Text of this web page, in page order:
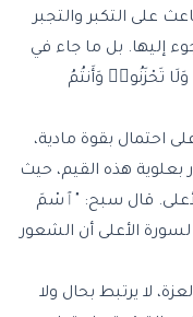
على التكبر والتجبر
إليها. بل ما جاء في
تَحْزَنُوا۟ وَأَنتُمُ
احتمال بقوة مادية،
هذه القيم، حيث
الأعلى. قال سبح: "ٱسْمَ
لسورة الأعلى أن الشعور
لا يرتبط بحال ولا